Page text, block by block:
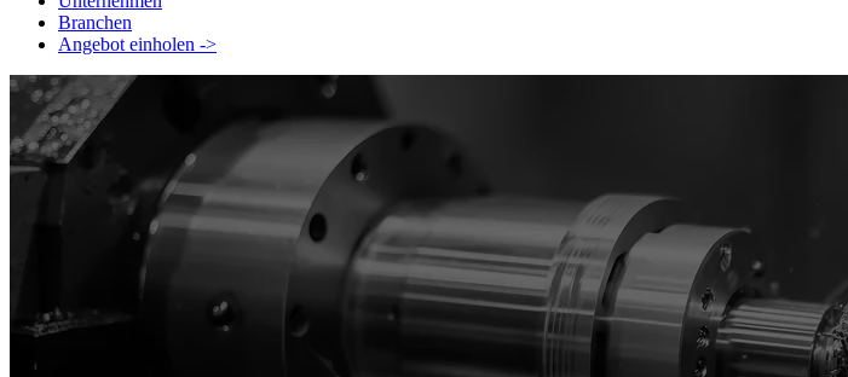
Branchen
Angebot einholen ->